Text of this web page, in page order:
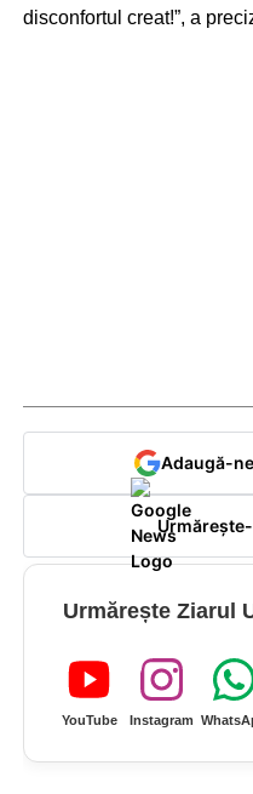
disconfortul creat!”, a
Adaugă-
Urmărește Ziarul
YouTube Instagram